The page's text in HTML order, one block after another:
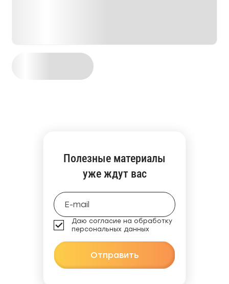
Полезные материалы
уже ждут вас
Даю согласие на обработку
персональных данных
Отправить